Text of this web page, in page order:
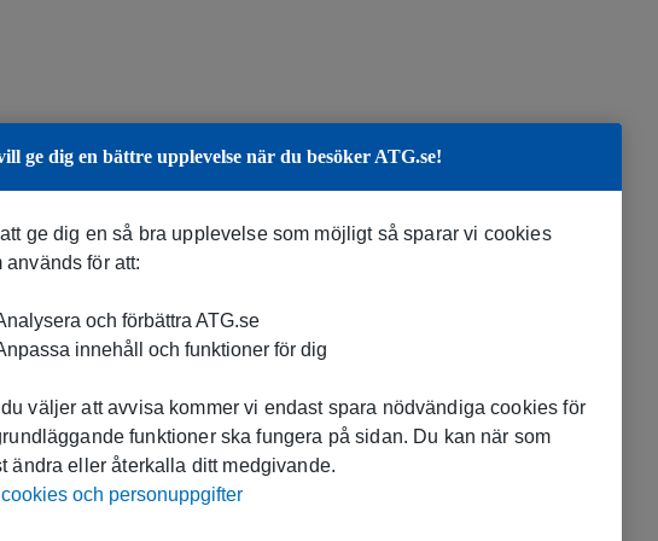
ge dig en bättre upplevelse när du besöker ATG.se!
ge dig en så bra upplevelse som möjligt så sparar vi cookies
används för att:
och förbättra ATG.se
innehåll och funktioner för dig
väljer att avvisa kommer vi endast spara nödvändiga cookies för
funktioner ska fungera på sidan. Du kan när som
ändra eller återkalla ditt medgivande.
och personuppgifter